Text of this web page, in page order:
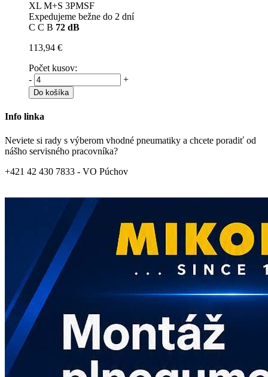
XL M+S 3PMSF
Expedujeme bežne do 2 dní
C C B 72 dB
113,94 €
Počet kusov:
-
+
Do košíka
Info linka
Neviete si rady s výberom vhodné pneumatiky a chcete poradiť od
nášho servisného pracovníka?
+421 42 430 7833 - VO Púchov